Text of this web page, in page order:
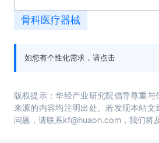
骨科医疗器械
如您有个性化需求，请点击
版权提示：华经产业研究院倡导尊重与
来源的内容均注明出处。若发现本站文
问题，请联系kf@huaon.com，我们将